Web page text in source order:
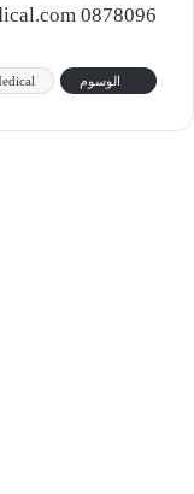
0878096 ticca@debx-medical.com
الوسوم